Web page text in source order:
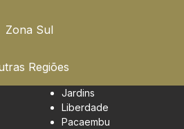
Zona Sul
Regiões
Jardins
Liberdade
Pacaembu